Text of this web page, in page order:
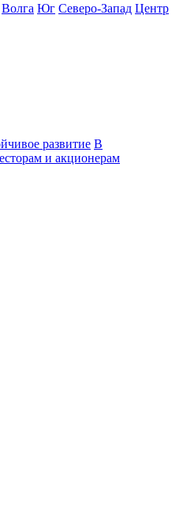
Волга Юг Северо-Запад Центр
развитие В
и акционерам